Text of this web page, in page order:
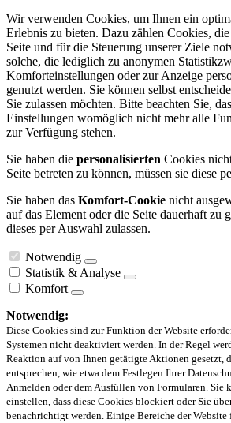
Wir verwenden Cookies, um Ihnen ein
Erlebnis zu bieten. Dazu zählen Cookies,
Seite und für die Steuerung unserer Ziele
solche, die lediglich zu anonymen
Komforteinstellungen oder zur Anzeige
genutzt werden. Sie können selbst
Sie zulassen möchten. Bitte beachten Sie,
Einstellungen womöglich nicht mehr alle
zur Verfügung stehen.
Sie haben die personalisierten Cookies
Seite betreten zu können, müssen sie diese
Sie haben das Komfort-Cookie nicht
auf das Element oder die Seite dauerhaft zu
dieses per Auswahl zulassen.
Notwendig
Statistik & Analyse
Komfort
Notwendig:
Diese Cookies sind zur Funktion der Website
Systemen nicht deaktiviert werden. In der Regel
Reaktion auf von Ihnen getätigte Aktionen gesetzt,
entsprechen, wie etwa dem Festlegen Ihrer
Anmelden oder dem Ausfüllen von Formularen. Sie
einstellen, dass diese Cookies blockiert oder Sie
benachrichtigt werden. Einige Bereiche der